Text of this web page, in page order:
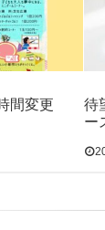
間変更
待
ー